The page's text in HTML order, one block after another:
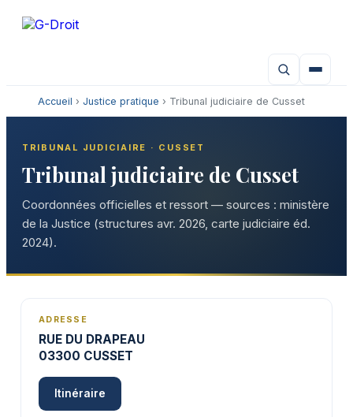
Accueil › Justice pratique › Tribunal judiciaire de Cusset
TRIBUNAL JUDICIAIRE · CUSSET
Tribunal judiciaire de Cusset
Coordonnées officielles et ressort — sources : ministère
de la Justice (structures avr. 2026, carte judiciaire éd.
2024).
ADRESSE
RUE DU DRAPEAU
03300 CUSSET
Itinéraire